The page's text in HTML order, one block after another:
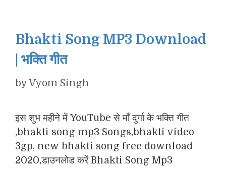
Bhakti Song MP3 Download
| भक्ति गीत
byVyom Singh
इस शुभ महीने में YouTube से माँ दुर्गा के भक्ति गीत
,bhakti song mp3 Songs,bhakti video
3gp, new bhakti song free download
2020,डाउनलोड करें Bhakti Song Mp3